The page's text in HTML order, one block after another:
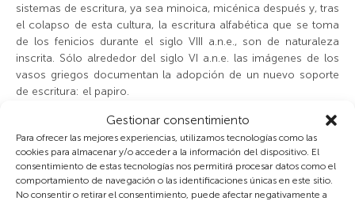
Gestionar consentimiento
Para ofrecer las mejores experiencias, utilizamos tecnologías como las
cookies para almacenar y/o acceder a la información del dispositivo. El
consentimiento de estas tecnologías nos permitirá procesar datos como el
comportamiento de navegación o las identificaciones únicas en este sitio.
No consentir o retirar el consentimiento, puede afectar negativamente a
sistemas de escritura, ya sea minoica, micénica después y, tras
el colapso de esta cultura, la escritura alfabética que se toma
de los fenicios durante el siglo VIII a.n.e., son de naturaleza
inscrita. Sólo alrededor del siglo VI a.n.e. las imágenes de los
vasos griegos documentan la adopción de un nuevo soporte
de escritura: el papiro.
Los griegos adoptaron su uso de los egipcios, productores y
distribuidores de papiro —casi en exclusiva— en el
Mediterráneo hasta el abandono de este soporte entorno al
siglo XI de nuestra era. Esto es debido a que, aunque es cierto
que hubo papiro en otros lugares, sólo crecía en la cantidad